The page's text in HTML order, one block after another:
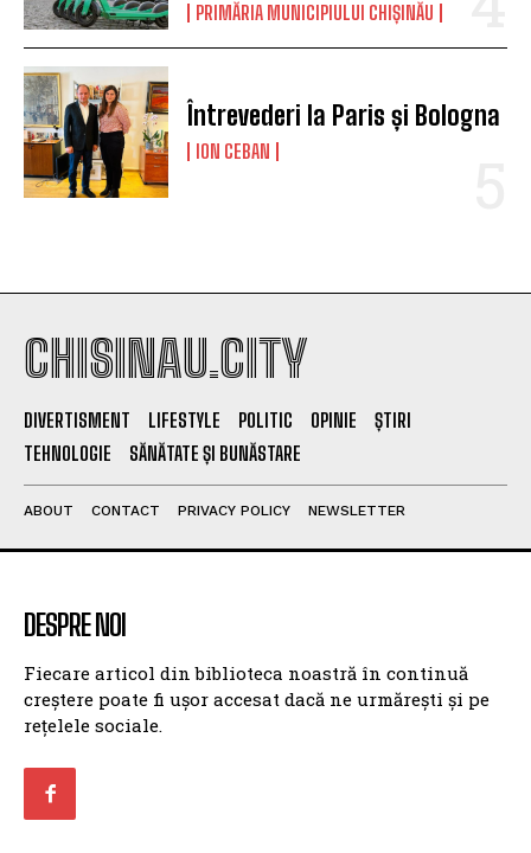
PRIMĂRIA MUNICIPIULUI CHIȘINĂU
Întrevederi la Paris și Bologna
ION CEBAN
CHISINAU.CITY
DIVERTISMENT LIFESTYLE POLITIC OPINIE
ȘTIRI
TEHNOLOGIE
SĂNĂTATE ȘI BUNĂSTARE
ABOUT CONTACT PRIVACY POLICY NEWSLETTER
DESPRE NOI
Fiecare articol din biblioteca noastră în continuă
creștere poate fi ușor accesat dacă ne urmărești și pe
rețelele sociale.